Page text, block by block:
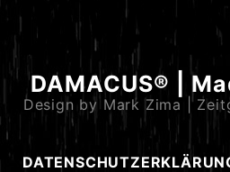
DAMACUS® |
Design by Mark Zima |